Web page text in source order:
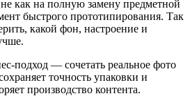
как на полную замену предметной
быстрого прототипирования. Так
какой фон, настроение и
подход — сочетать реальное фото
точность упаковки и
производство контента.